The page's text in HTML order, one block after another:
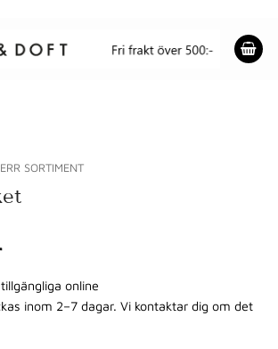
SORTIMENT
online
inom 2–7 dagar. Vi kontaktar dig om det